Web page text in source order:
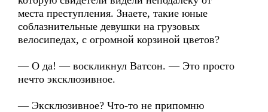
места преступления. Знаете, такие юные
соблазнительные девушки на грузовых
велосипедах, с огромной корзиной цветов?
— О да! — воскликнул Ватсон. — Это просто
нечто эксклюзивное.
— Эксклюзивное? Что-то не припомню